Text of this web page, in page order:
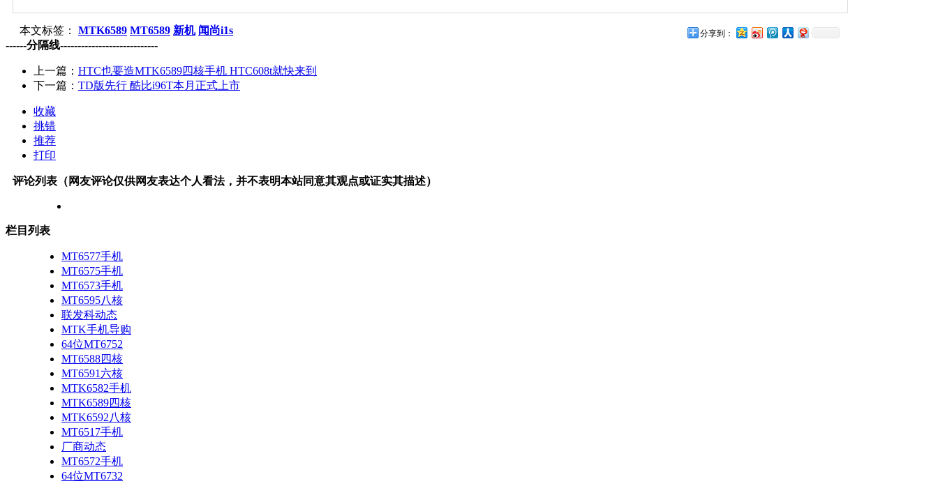
本文标签： MTK6589 MT6589 新机 闻尚i1s 分享到：
------分隔线----------------------------
上一篇： HTC也要造MTK6589四核手机 HTC608t就快来到
下一篇： TD版先行 酷比i96T本月正式上市
收藏
挑错
推荐
打印
评论列表（网友评论仅供网友表达个人看法，并不表明本站同意其观点或证实其描述）
栏目列表
MT6577手机
MT6575手机
MT6573手机
MT6595八核
联发科动态
MTK手机导购
64位MT6752
MT6588四核
MT6591六核
MTK6582手机
MTK6589四核
MTK6592八核
MT6517手机
厂商动态
MT6572手机
64位MT6732